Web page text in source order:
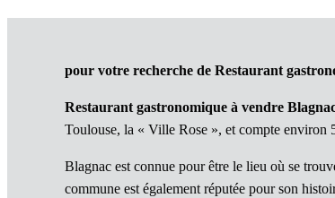
pour votre recherche de Restaurant
Restaurant gastronomique à vendre
Toulouse, la « Ville Rose », et compte environ
Blagnac est connue pour être le lieu où se
commune est également réputée pour son